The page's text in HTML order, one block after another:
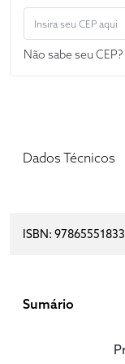
Não sabe seu CEP?
Dados Técnicos
ISBN:
Sumário